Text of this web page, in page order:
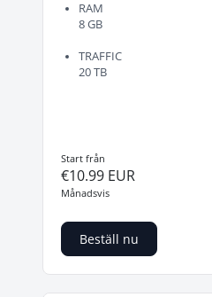
RAM
8 GB
TRAFFIC
20 TB
Start från
€10.99 EUR
Månadsvis
Beställ nu